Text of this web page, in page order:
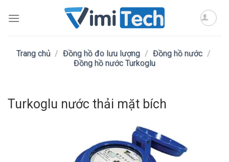
Trang chủ / Đồng hồ đo lưu lượng / Đồng hồ nước /
Đồng hồ nước Turkoglu
Turkoglu nước thải mặt bích